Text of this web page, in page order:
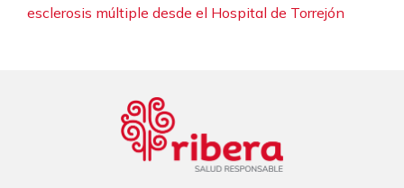
esclerosis múltiple desde el Hospital de Torrejón